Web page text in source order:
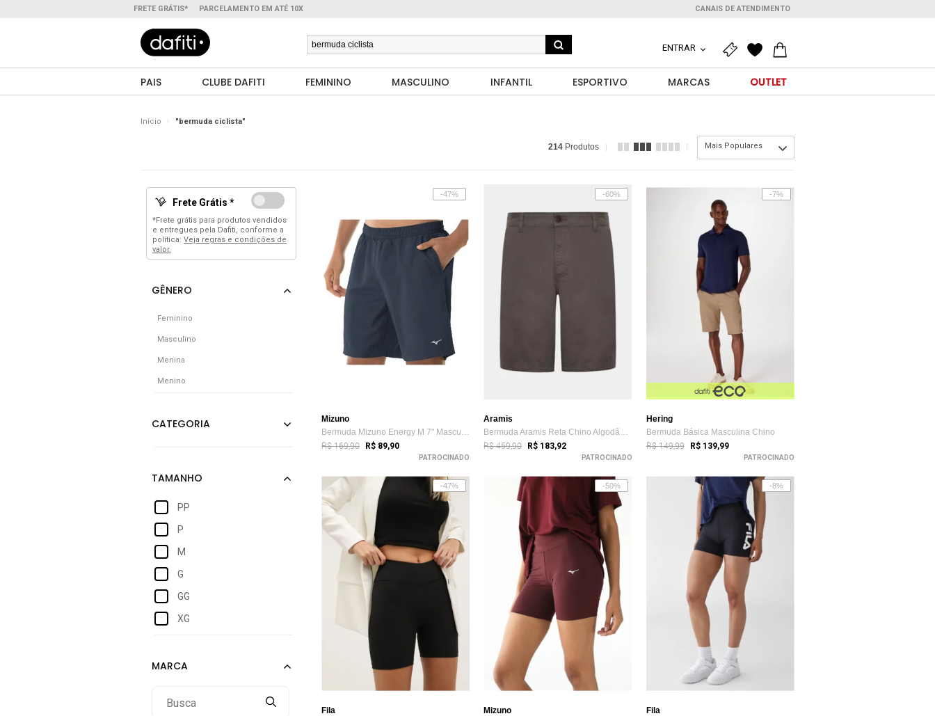
FRETE GRÁTIS* PARCELAMENTO EM ATÉ 10X CANAIS DE ATENDIMENTO
ENTRAR
PAIS CLUBE DAFITI FEMININO MASCULINO INFANTIL ESPORTIVO MARCAS OUTLET
Início "bermuda ciclista"
214 Produtos Mais Populares
Frete Grátis *
*Frete grátis para produtos vendidos
e entregues pela Dafiti, conforme a
política: Veja regras e condições de
valor.
Feminino
Masculino
Menina
Menino
PP
P
M
G
GG
XG
2
4
-47%
Mizuno
Bermuda Mizuno Energy M 7" Masculina Azul
R$ 169,90 R$ 89,90
PATROCINADO
-60%
Aramis
Bermuda Aramis Reta Chino Algodão Bolsos
R$ 459,90 R$ 183,92
PATROCINADO
-7%
Hering
Bermuda Básica Masculina Chino
R$ 149,99 R$ 139,99
PATROCINADO
-47%
Fila
-50%
Mizuno
-8%
Fila